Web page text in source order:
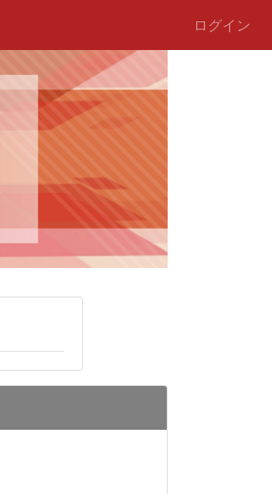
ログイン